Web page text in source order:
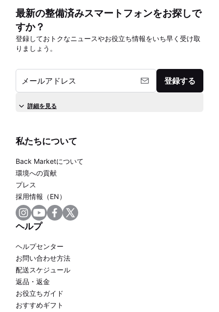
最新の整備済みスマートフォンをお探しで
すか？
登録しておトクなニュースやお役立ち情報をいち早く受け取
りましょう。
メールアドレス 登録する
詳細を見る
私たちについて
Back Marketについて
環境への貢献
プレス
採用情報（EN）
ヘルプ
ヘルプセンター
お問い合わせ方法
配送スケジュール
返品・返金
お役立ちガイド
おすすめギフト